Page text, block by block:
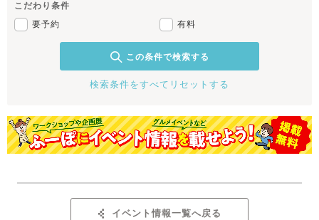
こだわり条件
要予約
有料
この条件で検索する
検索条件をすべてリセットする
イベント情報一覧へ戻る